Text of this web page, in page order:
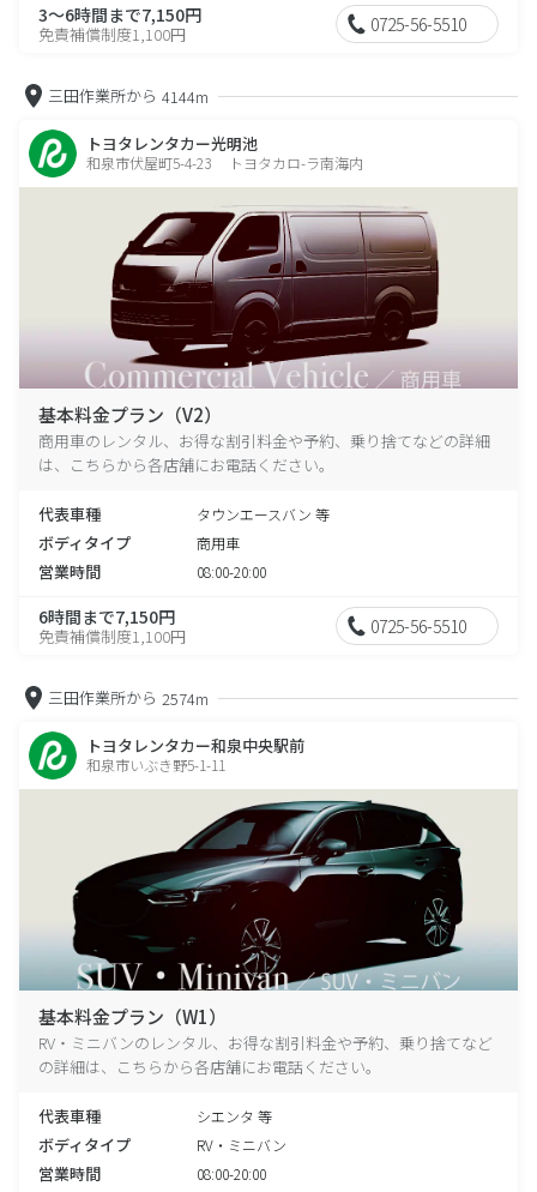
3～6時間まで7,150円
免責補償制度1,100円 0725-56-5510
三田作業所から 4144m
トヨタレンタカー光明池
和泉市伏屋町5-4-23 トヨタカロ-ラ南海内
基本料金プラン（V2）
商用車のレンタル、お得な割引料金や予約、乗り捨てなどの詳細
は、こちらから各店舗にお電話ください。
代表車種 タウンエースバン 等
ボディタイプ 商用車
営業時間 08:00-20:00
6時間まで7,150円
免責補償制度1,100円 0725-56-5510
三田作業所から 2574m
トヨタレンタカー和泉中央駅前
和泉市いぶき野5-1-11
基本料金プラン（W1）
RV・ミニバンのレンタル、お得な割引料金や予約、乗り捨てなど
の詳細は、こちらから各店舗にお電話ください。
代表車種 シエンタ 等
ボディタイプ RV・ミニバン
営業時間 08:00-20:00